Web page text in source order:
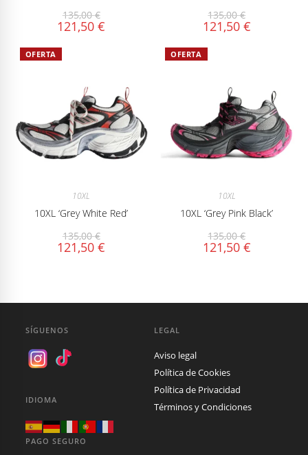
135,00€
121,50€
135,00€
121,50 €
OFERTA
10XL
10XL ‘Grey White Red’
135,00€
121,50€
OFERTA
10XL
10XL ‘Grey Pink Black’
135,00€
121,50 €
SÍGUENOS
IDIOMA
LEGAL
Aviso legal
Política de Cookies
Política de Privacidad
Términos y Condiciones
PAGO SEGURO